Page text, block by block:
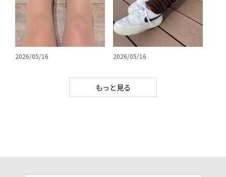
2026/05/16 2026/05/16
もっと見る